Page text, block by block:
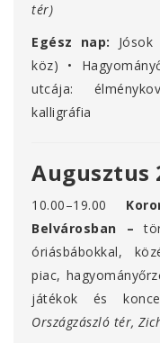
tér)
Egész nap:
köz) •
utcája:
kalligráfia
Augusztus
10.00–19.00
Belvárosban –
óriásbábokkal,
piac,
játékok és
Országzászló tér,